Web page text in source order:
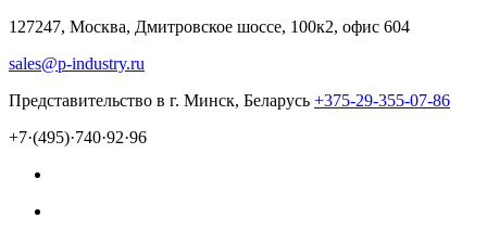
127247, Москва, Дмитровское шоссе, 100к2, офис 604
sales@p-industry.ru
Представительство в г. Минск, Беларусь +375-29-355-07-86
+7·(495)·740·92·96